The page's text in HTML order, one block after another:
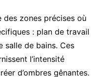
des zones précises où
: plan de travail
salle de bains. Ces
l’intensité
d’ombres gênantes.